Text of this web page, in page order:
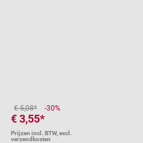
€ 5,08* -30%
€ 3,55*
Prijzen incl. BTW, excl.
verzendkosten